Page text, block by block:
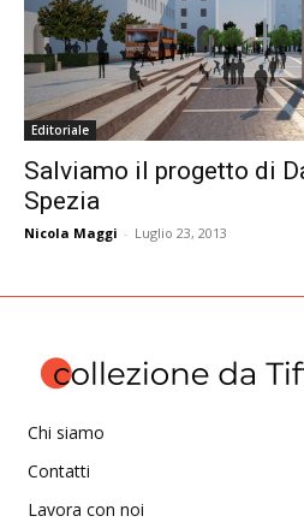
Editoriale
Salviamo il progetto di
Spezia
Nicola Maggi - Luglio 23, 2013
Chi siamo
Contatti
Lavora con noi